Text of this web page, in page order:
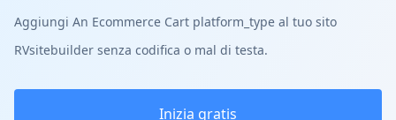
Aggiungi An Ecommerce Cart platform_type al tuo sito
RVsitebuilder senza codifica o mal di testa.
Inizia gratis